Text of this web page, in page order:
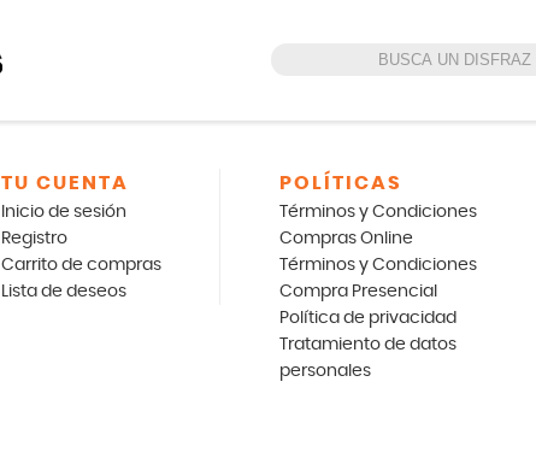
TU CUENTA
Inicio de sesión
Registro
Carrito de compras
Lista de deseos
POLÍTICAS
Términos y Condiciones
Compras Online
Términos y Condiciones
Compra Presencial
Política de privacidad
Tratamiento de datos
personales